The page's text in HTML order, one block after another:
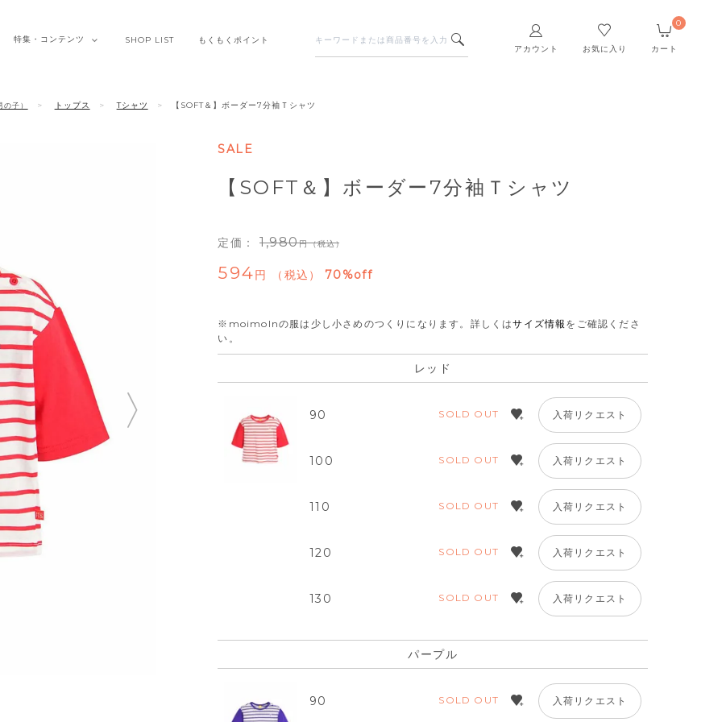
アカウント お気に入り カート
0
特集・ コンテンツ SHOP LIST もくもくポイント
の子） トップス Tシャツ 【SOFT＆】ボーダー7分袖Ｔシャツ
パープル
SALE
【SOFT＆】ボーダー7分袖Ｔシャツ
定価： 1,980 （税込）
594 税込 70%off
※moimolnの服は少し小さめのつくりになります。 詳しくはサイズ情報 をご確認くださ
い。
レッド
90 SOLD OUT 入荷リクエスト
100 SOLD OUT 入荷リクエスト
110 SOLD OUT 入荷リクエスト
120 SOLD OUT 入荷リクエスト
130 SOLD OUT 入荷リクエスト
パープル
90 SOLD OUT 入荷リクエスト